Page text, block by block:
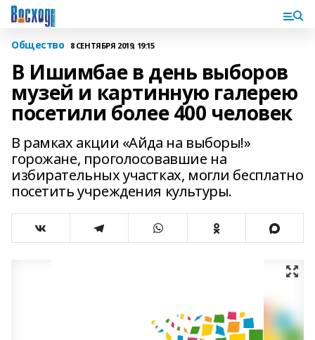
Общество 8 СЕНТЯБРЯ 2019, 19:15
В Ишимбае в день выборов
музей и картинную галерею
посетили более 400 человек
В рамках акции «Айда на выборы!»
горожане, проголосовавшие на
избирательных участках, могли бесплатно
посетить учреждения культуры.